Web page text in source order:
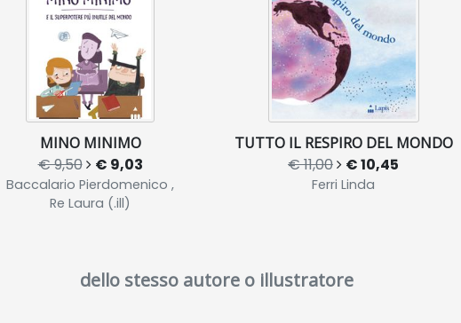
MINO MINIMO
€ 9,50 € 9,03
Baccalario Pierdomenico ,
Re Laura (.ill)
TUTTO IL RESPIRO DEL MONDO
€ 11,00 € 10,45
Ferri Linda
dello stesso autore o illustratore